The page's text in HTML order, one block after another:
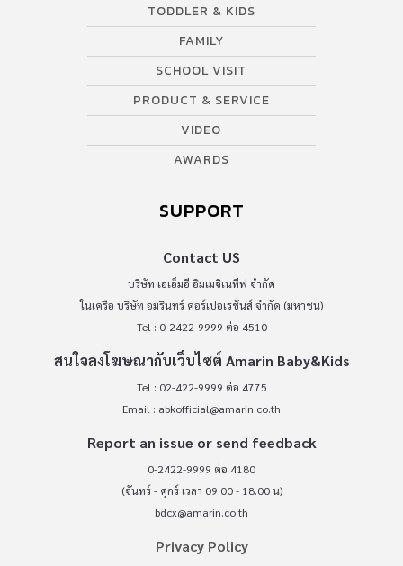
TODDLER & KIDS
FAMILY
SCHOOL VISIT
PRODUCT & SERVICE
VIDEO
AWARDS
SUPPORT
Contact US
บริษัท เอเอ็มอี อิมเมจิเนทีฟ จำกัด
ในเครือ บริษัท อมรินทร์ คอร์เปอเรชั่นส์ จำกัด (มหาชน)
Tel : 0-2422-9999 ต่อ 4510
สนใจลงโฆษณากับเว็บไซต์ Amarin Baby&Kids
Tel : 02-422-9999 ต่อ 4775
Email : abkofficial@amarin.co.th
Report an issue or send feedback
0-2422-9999 ต่อ 4180
(จันทร์ - ศุกร์ เวลา 09.00 - 18.00 น)
bdcx@amarin.co.th
Privacy Policy